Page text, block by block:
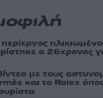
ο 26χρονος
με τους
και το Rolex